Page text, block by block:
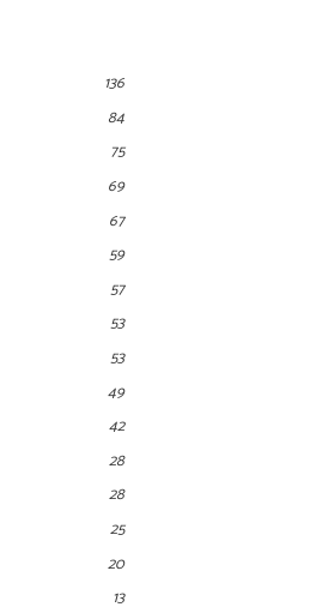
136
84
75
69
67
59
57
53
53
49
42
28
28
25
20
13